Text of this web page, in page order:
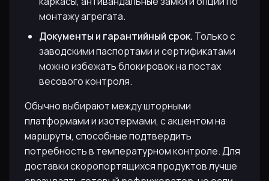
монтажу агрегата.
Документы и гарантийный срок. Только с
заводскими паспортами и сертификатами
можно избежать блокировок на постах
весового контроля.
Обычно выбирают между шторными
платформами и изотермами, с акцентом на
маршруты, способные подтвердить
потребность в температурном контроле. Для
доставки скоропортящихся продуктов лучше